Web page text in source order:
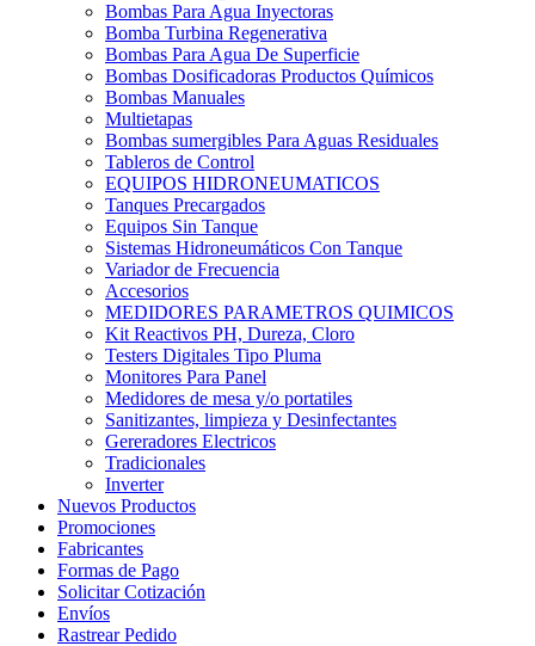
Bombas Para Agua Inyectoras
Bomba Turbina Regenerativa
Bombas Para Agua De Superficie
Bombas Dosificadoras Productos Químicos
Bombas Manuales
Multietapas
Bombas sumergibles Para Aguas Residuales
Tableros de Control
EQUIPOS HIDRONEUMATICOS
Tanques Precargados
Equipos Sin Tanque
Sistemas Hidroneumáticos Con Tanque
Variador de Frecuencia
Accesorios
MEDIDORES PARAMETROS QUIMICOS
Kit Reactivos PH, Dureza, Cloro
Testers Digitales Tipo Pluma
Monitores Para Panel
Medidores de mesa y/o portatiles
Sanitizantes, limpieza y Desinfectantes
Gereradores Electricos
Tradicionales
Inverter
Nuevos Productos
Promociones
Fabricantes
Formas de Pago
Solicitar Cotización
Envíos
Rastrear Pedido